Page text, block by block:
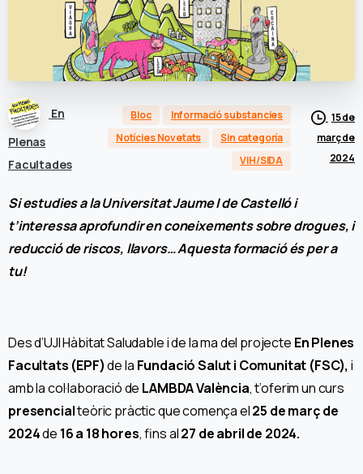
En
Plenas
Facultades
Bloc
Informació substancies
Notícies Novetats
Sin categoría
VIH/SIDA
15 de
març de
2024
Si estudies a la Universitat Jaume I de Castelló i
t’interessa aprofundir en coneixements sobre drogues, i
reducció de riscos, llavors… Aquesta formació és per a
tu!
Des d’UJI Hàbitat Saludable i de la ma del projecte En Plenes
Facultats (EPF)de la Fundació Salut i Comunitat (FSC), i
amb la col·laboració de LAMBDA València, t’oferim un curs
presencialteòric pràctic que comença el25 de març de
2024de 16 a 18 hores, fins al27 de abril de 2024.